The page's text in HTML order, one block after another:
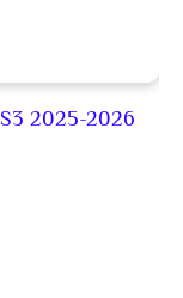
S3 2025-2026